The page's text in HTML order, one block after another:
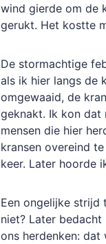
wind gierde om de
gerukt. Het kostte
De stormachtige
als ik hier langs de
omgewaaid, de
geknakt. Ik kon dat
mensen die hier
kransen overeind
keer. Later hoorde
Een ongelijke strijd
niet? Later
ons herdenken: dat